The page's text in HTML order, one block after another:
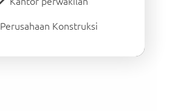
Perusahaan Konstruksi